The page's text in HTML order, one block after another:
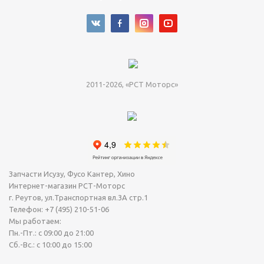
2011-2026, «РСТ Моторс»
Запчасти Исузу, Фусо Кантер, Хино
Интернет-магазин РСТ-Моторс
г. Реутов, ул.Транспортная вл.3А стр.1
Телефон: +7 (495) 210-51-06
Мы работаем:
Пн.-Пт.: с 09:00 до 21:00
Сб.-Вс.: с 10:00 до 15:00